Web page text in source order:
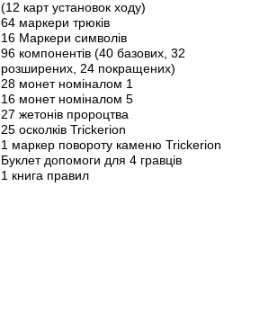
(12 карт установок ходу)
64 маркери трюків
16 Маркери символів
96 компонентів (40 базових, 32
розширених, 24 покращених)
28 монет номіналом 1
16 монет номіналом 5
27 жетонів пророцтва
25 осколків Trickerion
1 маркер повороту каменю Trickerion
Буклет допомоги для 4 гравців
1 книга правил